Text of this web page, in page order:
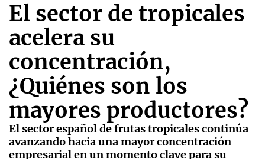
El sector de tropicales
acelera su
concentración,
¿Quiénes son los
mayores productores?
El sector español de frutas tropicales continúa
avanzando hacia una mayor concentración
empresarial en un momento clave para su